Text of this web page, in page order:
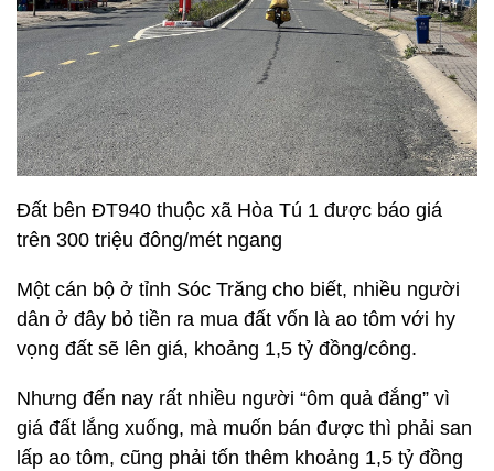
Đất bên ĐT940 thuộc xã Hòa Tú 1 được báo giá
trên 300 triệu đông/mét ngang
Một cán bộ ở tỉnh Sóc Trăng cho biết, nhiều người
dân ở đây bỏ tiền ra mua đất vốn là ao tôm với hy
vọng đất sẽ lên giá, khoảng 1,5 tỷ đồng/công.
Nhưng đến nay rất nhiều người “ôm quả đắng” vì
giá đất lắng xuống, mà muốn bán được thì phải san
lấp ao tôm, cũng phải tốn thêm khoảng 1,5 tỷ đồng